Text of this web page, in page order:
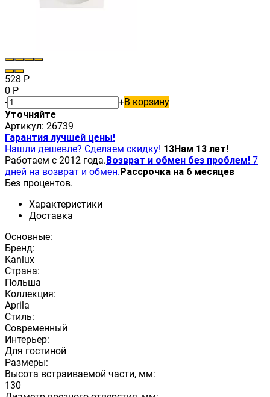
528 Р
0 Р
-
+В корзину
Уточняйте
Артикул: 26739
Гарантия лучшей цены!
Нашли дешевле? Сделаем скидку! 13Нам 13 лет!
Работаем с 2012 года.Возврат и обмен без проблем! 7
дней на возврат и обмен.Рассрочка на 6 месяцев
Без процентов.
Характеристики
Доставка
Основные:
Бренд:
Kanlux
Страна:
Польша
Коллекция:
Aprila
Стиль:
Современный
Интерьер:
Для гостиной
Размеры:
Высота встраиваемой части, мм:
130